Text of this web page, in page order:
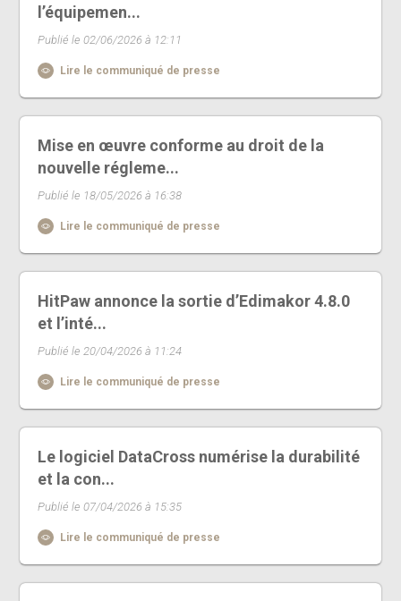
l’équipemen...
Publié le 02/06/2026 à 12:11
Lire le communiqué de presse
Mise en œuvre conforme au droit de la
nouvelle régleme...
Publié le 18/05/2026 à 16:38
Lire le communiqué de presse
HitPaw annonce la sortie d’Edimakor 4.8.0
et l’inté...
Publié le 20/04/2026 à 11:24
Lire le communiqué de presse
Le logiciel DataCross numérise la durabilité
et la con...
Publié le 07/04/2026 à 15:35
Lire le communiqué de presse